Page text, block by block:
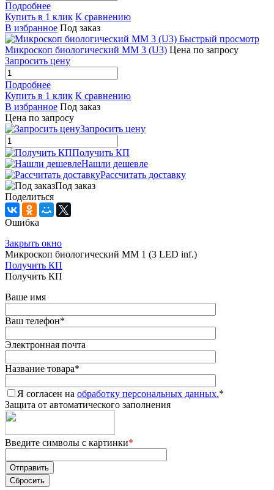
Подробнее
Купить в 1 клик К сравнению
В избранное Под заказ
Быстрый просмотр
Микроскоп биологический ММ 3 (U3) Цена по запросу
Запросить цену
Подробнее
Купить в 1 клик К сравнению
В избранное Под заказ
Цена по запросу
Запросить цену
Получить КП
Нашли дешевле
Рассчитать доставку
Под заказ
Поделиться
Ошибка
Закрыть окно
Микроскоп биологический ММ 1 (3 LED inf.)
Получить КП
Получить КП
Ваше имя
Ваш телефон*
Электронная почта
Название товара*
Я согласен на обработку персональных данных.*
Защита от автоматического заполнения
Введите символы с картинки*